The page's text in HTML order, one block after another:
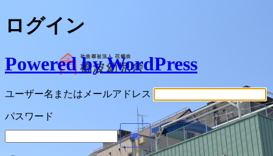
ログイン
Powered by WordPress
ユーザー名またはメールアドレス
パスワード